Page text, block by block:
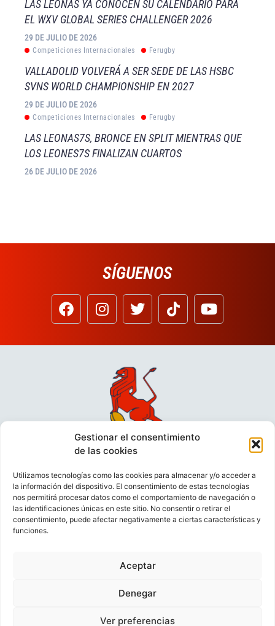
Gestionar el consentimiento
de las cookies
Utilizamos tecnologías como las cookies para almacenar y/o acceder a
la información del dispositivo. El consentimiento de estas tecnologías
nos permitirá procesar datos como el comportamiento de navegación o
las identificaciones únicas en este sitio. No consentir o retirar el
consentimiento, puede afectar negativamente a ciertas características y
funciones.
Aceptar
Denegar
Ver preferencias
LAS LEONAS YA CONOCEN SU CALENDARIO PARA
EL WXV GLOBAL SERIES CHALLENGER 2026
29 DE JULIO DE 2026
Competiciones Internacionales Ferugby
VALLADOLID VOLVERÁ A SER SEDE DE LAS HSBC
SVNS WORLD CHAMPIONSHIP EN 2027
29 DE JULIO DE 2026
Competiciones Internacionales Ferugby
LAS LEONAS7S, BRONCE EN SPLIT MIENTRAS QUE
LOS LEONES7S FINALIZAN CUARTOS
26 DE JULIO DE 2026
SÍGUENOS
VIDEOCONFERENCIAS
POLÍTICA DE PRIVACIDAD
CONTACTO
© FEDERACIÓN ESPAÑOLA DE RUGBY 2023.